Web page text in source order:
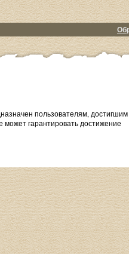
пользователям, достигшим
гарантировать достижение